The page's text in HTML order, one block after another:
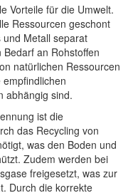
Vorteile für die Umwelt.
Ressourcen geschont
und Metall separat
an Rohstoffen
natürlichen Ressourcen
abhängig sind.
ist die
das Recycling von
was den Boden und
Zudem werden bei
freigesetzt, was zur
Durch die korrekte